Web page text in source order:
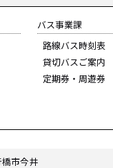
バス事業課
路線バス時刻表
貸切バスご案内
定期券・周遊券
橋市今井